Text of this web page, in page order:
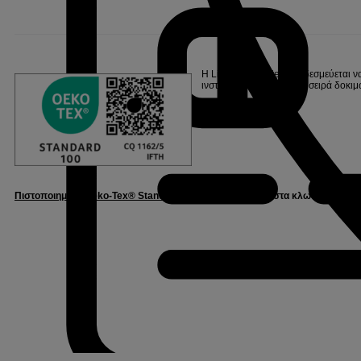
Η Linvosges Hôtellerie δεσμεύεται να
ινστιτούτο, μετά από μια σειρά
Πιστοποιημένο Oeko-Tex® Standard 100 – Εμπιστοσύνη στα